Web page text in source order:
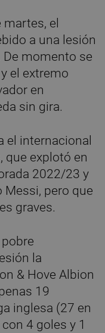
el
a una lesión
De momento se
el extremo
en
sin gira.
el internacional
que explotó en
2022/23 y
Messi, pero que
graves.
la
& Hove Albion
19
inglesa (27 en
4 goles y 1